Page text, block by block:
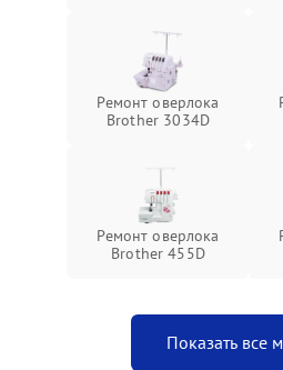
Ремонт оверлока
Brother 3034D
Ремонт оверлока
Brother 455D
Показать все